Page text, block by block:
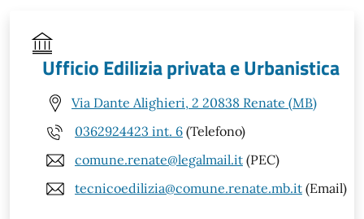
Ufficio Edilizia privata e Urbanistica
Via Dante Alighieri, 2 20838 Renate (MB)
0362924423 int. 6 (Telefono)
comune.renate@legalmail.it (PEC)
tecnicoedilizia@comune.renate.mb.it (Email)